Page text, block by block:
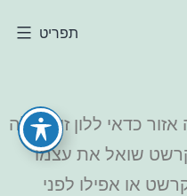
תפריט
כדאי ללון זו שאלה
שואל את עצמו
או אפילו לפני